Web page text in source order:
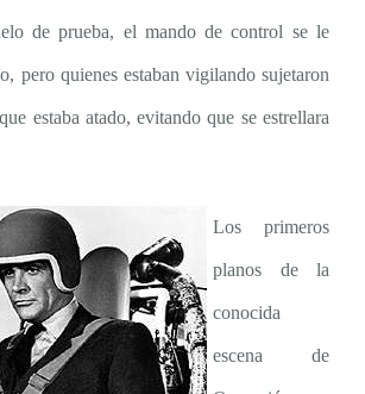
de prueba, el mando de control se le
pero quienes estaban vigilando sujetaron
estaba atado, evitando que se estrellara
Los primeros
planos de la
conocida
escena de